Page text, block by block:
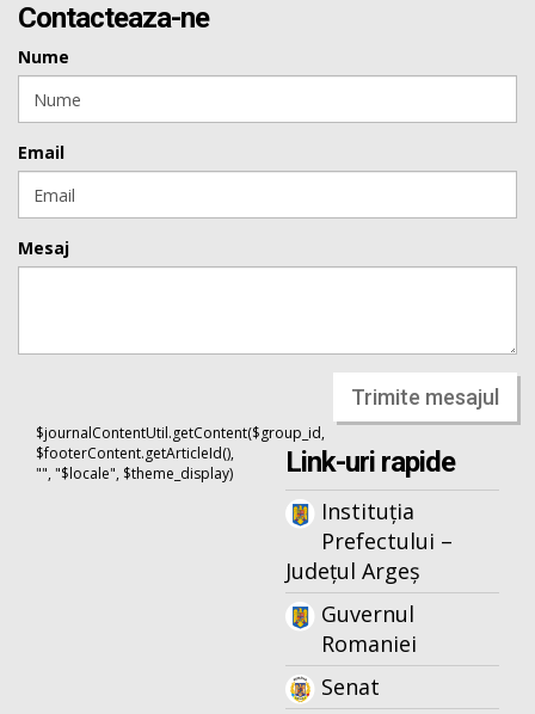
Contacteaza-ne
Nume
Email
Mesaj
Trimite mesajul
$journalContentUtil.getContent($group_id,
$footerContent.getArticleId(),
"", "$locale", $theme_display)
Link-uri rapide
Instituția
Prefectului –
Județul Argeș
Guvernul
Romaniei
Senat